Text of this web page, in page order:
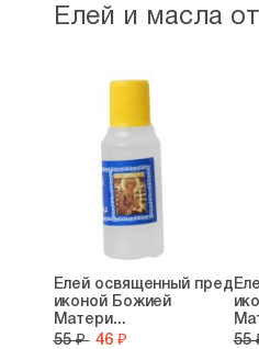
помогает при вирусных
Елей и масла
Елей освященный пред
иконой Божией
Матери...
55 ₽ 46 ₽ 55